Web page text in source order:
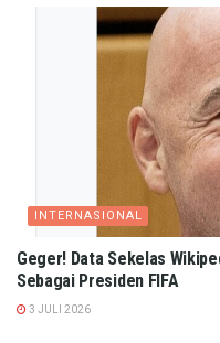
INTERNASIONAL
Geger! Data Sekelas
Sebagai Presiden FIFA
3 JULI 2026